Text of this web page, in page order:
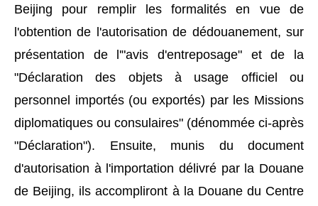
Beijing pour remplir les formalités en vue de
l'obtention de l'autorisation de dédouanement, sur
présentation de l'"avis d'entreposage" et de la
"Déclaration des objets à usage officiel ou
personnel importés (ou exportés) par les Missions
diplomatiques ou consulaires" (dénommée ci-après
"Déclaration"). Ensuite, munis du document
d'autorisation à l'importation délivré par la Douane
de Beijing, ils accompliront à la Douane du Centre